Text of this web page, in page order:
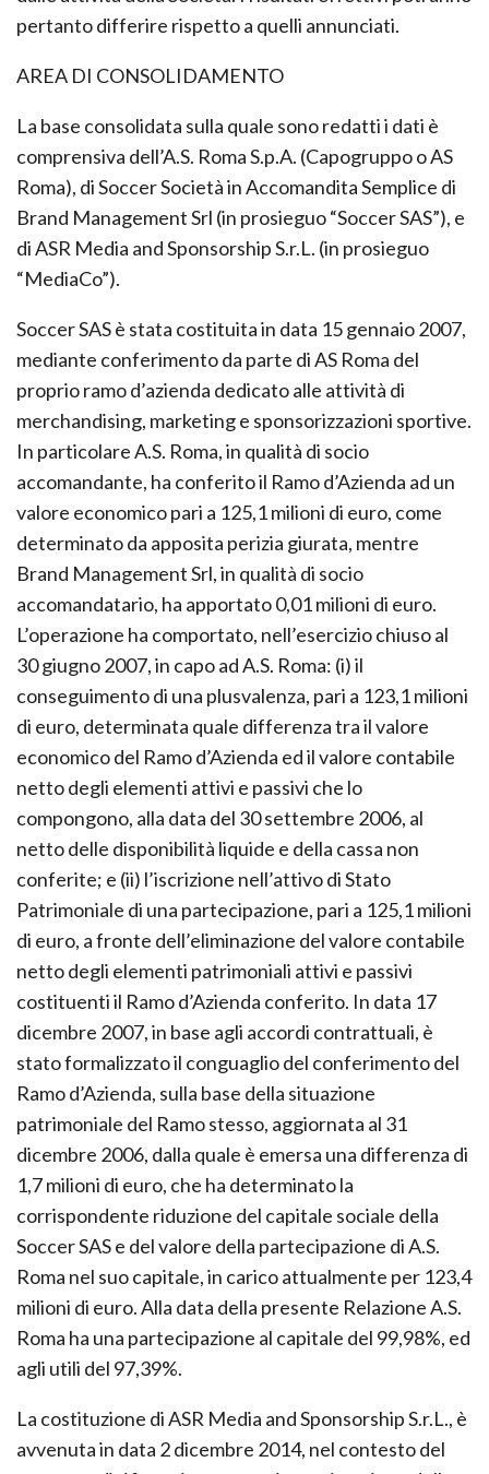
dalle attività della Società. I risultati effettivi potranno
pertanto differire rispetto a quelli annunciati.
La base consolidata sulla quale sono redatti i dati è
comprensiva dell’A.S. Roma S.p.A. (Capogruppo o AS
Roma), di Soccer Società in Accomandita Semplice di
Brand Management Srl (in prosieguo “Soccer SAS”), e
di ASR Media and Sponsorship S.r.L. (in prosieguo
“MediaCo”).
Soccer SAS è stata costituita in data 15 gennaio 2007,
mediante conferimento da parte di AS Roma del
proprio ramo d’azienda dedicato alle attività di
merchandising, marketing e sponsorizzazioni sportive.
In particolare A.S. Roma, in qualità di socio
accomandante, ha conferito il Ramo d’Azienda ad un
valore economico pari a 125,1 milioni di euro, come
determinato da apposita perizia giurata, mentre
Brand Management Srl, in qualità di socio
accomandatario, ha apportato 0,01 milioni di euro.
L’operazione ha comportato, nell’esercizio chiuso al
30 giugno 2007, in capo ad A.S. Roma: (i) il
conseguimento di una plusvalenza, pari a 123,1 milioni
di euro, determinata quale differenza tra il valore
economico del Ramo d’Azienda ed il valore contabile
netto degli elementi attivi e passivi che lo
compongono, alla data del 30 settembre 2006, al
netto delle disponibilità liquide e della cassa non
conferite; e (ii) l’iscrizione nell’attivo di Stato
Patrimoniale di una partecipazione, pari a 125,1 milioni
di euro, a fronte dell’eliminazione del valore contabile
netto degli elementi patrimoniali attivi e passivi
costituenti il Ramo d’Azienda conferito. In data 17
dicembre 2007, in base agli accordi contrattuali, è
stato formalizzato il conguaglio del conferimento del
Ramo d’Azienda, sulla base della situazione
patrimoniale del Ramo stesso, aggiornata al 31
dicembre 2006, dalla quale è emersa una differenza di
1,7 milioni di euro, che ha determinato la
corrispondente riduzione del capitale sociale della
Soccer SAS e del valore della partecipazione di A.S.
Roma nel suo capitale, in carico attualmente per 123,4
milioni di euro. Alla data della presente Relazione A.S.
Roma ha una partecipazione al capitale del 99,98%, ed
agli utili del 97,39%.
La costituzione di ASR Media and Sponsorship S.r.L., è
avvenuta in data 2 dicembre 2014, nel contesto del